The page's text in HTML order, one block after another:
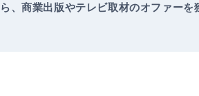
、商業出版やテレビ取材のオファーを